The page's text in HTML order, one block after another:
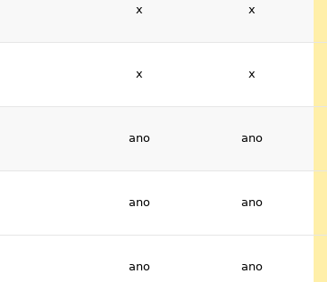
x x
x x
ano ano
ano ano
ano ano